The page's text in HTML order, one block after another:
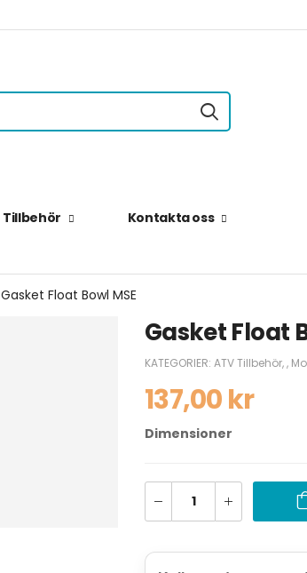
Tillbehör Kontakta oss
Gasket Float Bowl MSE
Gasket Float
KATEGORIER: ATV Tillbehör,,
137,00kr
Dimensioner